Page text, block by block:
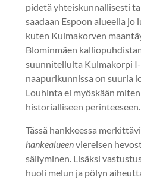
pidetä yhteiskunnallisesti
saadaan Espoon alueella
kuten Kulmakorven
Blominmäen
suunnitellulta Kulmakorpi
naapurikunnissa on suuria
Louhinta ei myöskään
historialliseen perinteeseen.
Tässä hankkeessa
hankealueenviereisen
säilyminen. Lisäksi
huoli melun ja pölyn